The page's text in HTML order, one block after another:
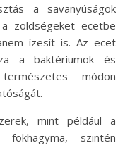
a savanyúságok
zöldségeket ecetbe
ízesít is. Az ecet
a baktériumok és
módon
mint például a
szintén